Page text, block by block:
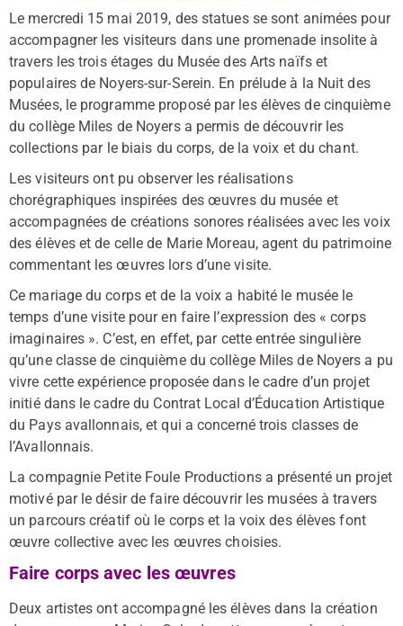
Le mercredi 15 mai 2019, des statues se sont animées pour
accompagner les visiteurs dans une promenade insolite à
travers les trois étages du Musée des Arts naïfs et
populaires de Noyers-sur-Serein. En prélude à la Nuit des
Musées, le programme proposé par les élèves de cinquième
du collège Miles de Noyers a permis de découvrir les
collections par le biais du corps, de la voix et du chant.
Les visiteurs ont pu observer les réalisations
chorégraphiques inspirées des œuvres du musée et
accompagnées de créations sonores réalisées avec les voix
des élèves et de celle de Marie Moreau, agent du patrimoine
commentant les œuvres lors d’une visite.
Ce mariage du corps et de la voix a habité le musée le
temps d’une visite pour en faire l’expression des « corps
imaginaires ». C’est, en effet, par cette entrée singulière
qu’une classe de cinquième du collège Miles de Noyers a pu
vivre cette expérience proposée dans le cadre d’un projet
initié dans le cadre du Contrat Local d’Éducation Artistique
du Pays avallonnais, et qui a concerné trois classes de
l’Avallonnais.
La compagnie Petite Foule Productions a présenté un projet
motivé par le désir de faire découvrir les musées à travers
un parcours créatif où le corps et la voix des élèves font
œuvre collective avec les œuvres choisies.
Faire corps avec les œuvres
Deux artistes ont accompagné les élèves dans la création